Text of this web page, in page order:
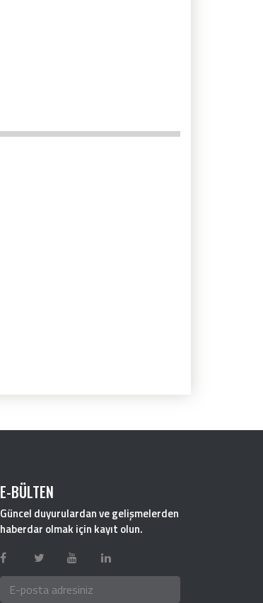
E-BÜLTEN
Güncel duyurulardan ve gelişmelerden
haberdar olmak için kayıt olun.